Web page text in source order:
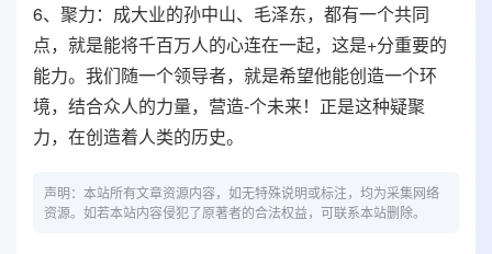
6、聚力：成大业的孙中山、毛泽东，都有一个共同
点，就是能将千百万人的心连在一起，这是+分重要的
能力。我们随一个领导者，就是希望他能创造一个环
境，结合众人的力量，营造-个未来！正是这种疑聚
力，在创造着人类的历史。
声明：本站所有文章资源内容，如无特殊说明或标注，均为采集网络
资源。如若本站内容侵犯了原著者的合法权益，可联系本站删除。